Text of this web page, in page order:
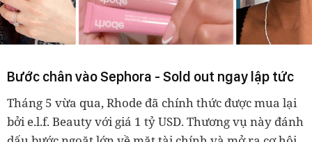
Bước chân vào Sephora - Sold out ngay lập tức
Tháng 5 vừa qua, Rhode đã chính thức được mua lại
bởi e.l.f. Beauty với giá 1 tỷ USD. Thương vụ này đánh